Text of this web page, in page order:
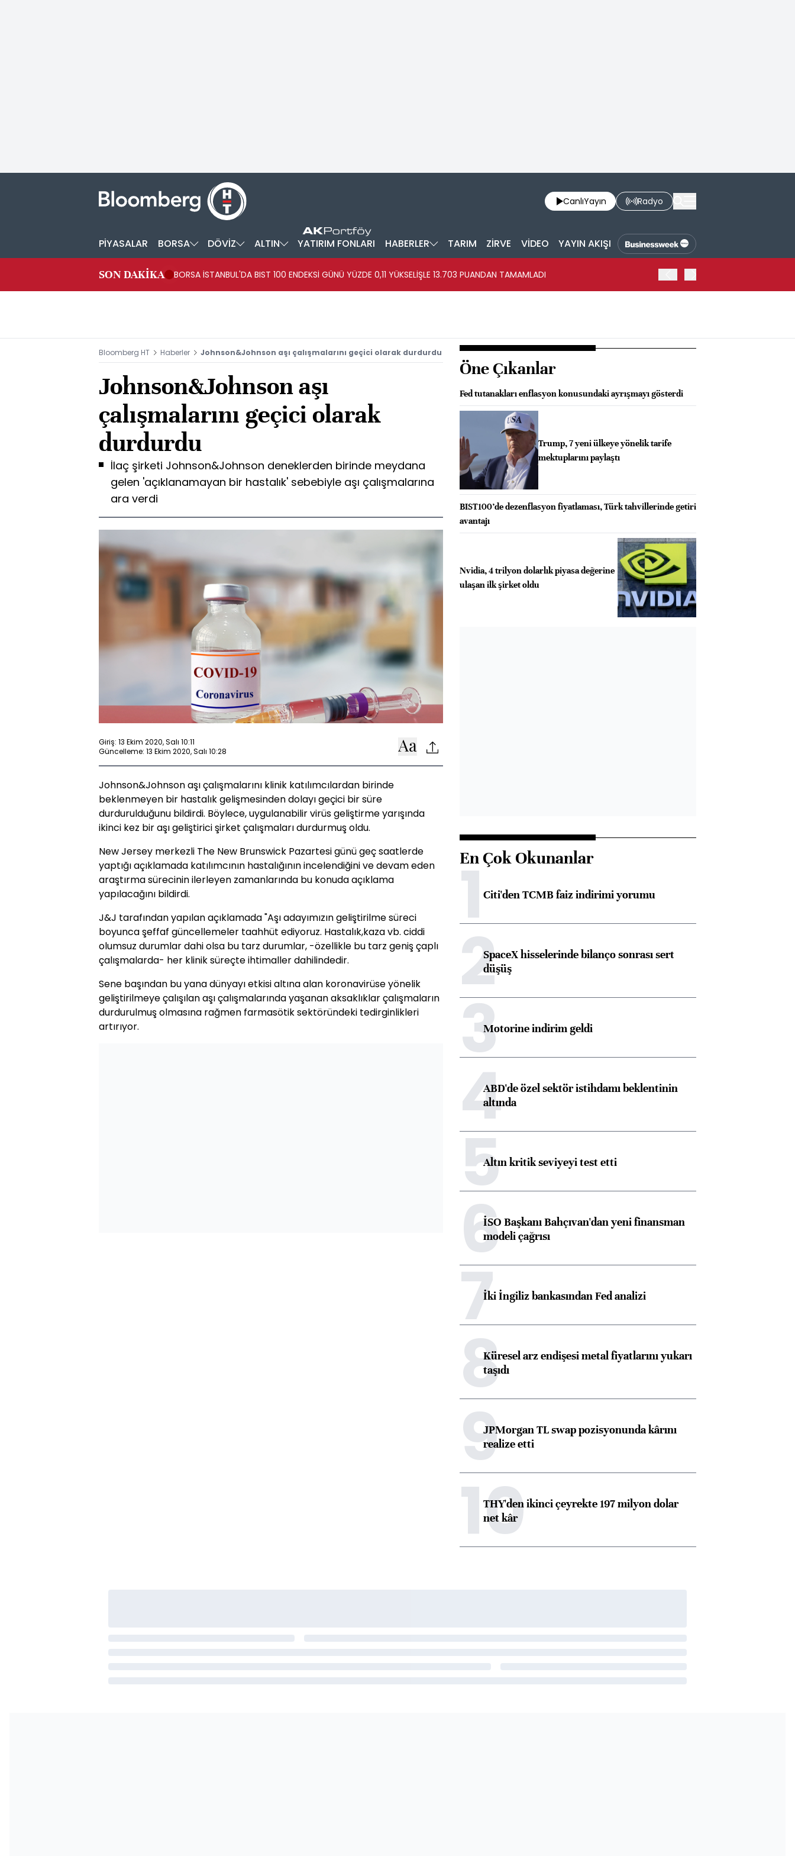
CanlıYayın Radyo
PİYASALAR BORSA DÖVİZ ALTIN YATIRIM FONLARI HABERLER TARIM ZİRVE VİDEO YAYIN AKIŞI
SON DAKİKA BORSA İSTANBUL'DA BIST 100 ENDEKSİ GÜNÜ YÜZDE 0,11 YÜKSELİŞLE 13.703 PUANDAN TAMAMLADI
Bloomberg HT Haberler Johnson&Johnson aşı çalışmalarını geçici olarak durdurdu
Johnson&Johnson aşı
çalışmalarını geçici olarak
durdurdu
İlaç şirketi Johnson&Johnson deneklerden birinde meydana
gelen 'açıklanamayan bir hastalık' sebebiyle aşı çalışmalarına
ara verdi
Giriş: 13 Ekim 2020, Salı 10:11
Güncelleme: 13 Ekim 2020, Salı 10:28
Johnson&Johnson aşı çalışmalarını klinik katılımcılardan birinde
beklenmeyen bir hastalık gelişmesinden dolayı geçici bir süre
durdurulduğunu bildirdi. Böylece, uygulanabilir virüs geliştirme yarışında
ikinci kez bir aşı geliştirici şirket çalışmaları durdurmuş oldu.
New Jersey merkezli The New Brunswick Pazartesi günü geç saatlerde
yaptığı açıklamada katılımcının hastalığının incelendiğini ve devam eden
araştırma sürecinin ilerleyen zamanlarında bu konuda açıklama
yapılacağını bildirdi.
J&J tarafından yapılan açıklamada "Aşı adayımızın geliştirilme süreci
boyunca şeffaf güncellemeler taahhüt ediyoruz. Hastalık,kaza vb. ciddi
olumsuz durumlar dahi olsa bu tarz durumlar, -özellikle bu tarz geniş çaplı
çalışmalarda- her klinik süreçte ihtimaller dahilindedir.
Sene başından bu yana dünyayı etkisi altına alan koronavirüse yönelik
geliştirilmeye çalışılan aşı çalışmalarında yaşanan aksaklıklar çalışmaların
durdurulmuş olmasına rağmen farmasötik sektöründeki tedirginlikleri
artırıyor.
Öne Çıkanlar
Fed tutanakları enflasyon konusundaki ayrışmayı gösterdi
Trump, 7 yeni ülkeye yönelik tarife
mektuplarını paylaştı
BIST100’de dezenflasyon fiyatlaması, Türk tahvillerinde getiri
avantajı
Nvidia, 4 trilyon dolarlık piyasa değerine
ulaşan ilk şirket oldu
En Çok Okunanlar
1Citi'den TCMB faiz indirimi yorumu
2SpaceX hisselerinde bilanço sonrası sert
düşüş
3Motorine indirim geldi
4ABD'de özel sektör istihdamı beklentinin
altında
5Altın kritik seviyeyi test etti
6İSO Başkanı Bahçıvan'dan yeni finansman
modeli çağrısı
7İki İngiliz bankasından Fed analizi
8Küresel arz endişesi metal fiyatlarını yukarı
taşıdı
9JPMorgan TL swap pozisyonunda kârını
realize etti
10
THY'den ikinci çeyrekte 197 milyon dolar
net kâr